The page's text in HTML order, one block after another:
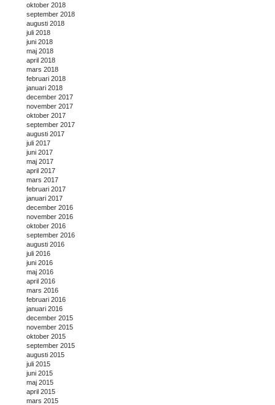
oktober 2018
september 2018
augusti 2018
juli 2018
juni 2018
maj 2018
april 2018
mars 2018
februari 2018
januari 2018
december 2017
november 2017
oktober 2017
september 2017
augusti 2017
juli 2017
juni 2017
maj 2017
april 2017
mars 2017
februari 2017
januari 2017
december 2016
november 2016
oktober 2016
september 2016
augusti 2016
juli 2016
juni 2016
maj 2016
april 2016
mars 2016
februari 2016
januari 2016
december 2015
november 2015
oktober 2015
september 2015
augusti 2015
juli 2015
juni 2015
maj 2015
april 2015
mars 2015